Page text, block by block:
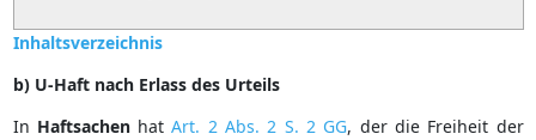
Inhaltsverzeichnis
b) U-Haft nach Erlass des Urteils
In HaftsachenhatArt. 2 Abs. 2 S. 2 GG, der die Freiheit der